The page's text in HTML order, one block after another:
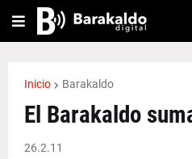
Inicio Barakaldo
El Barakaldo
26.2.11